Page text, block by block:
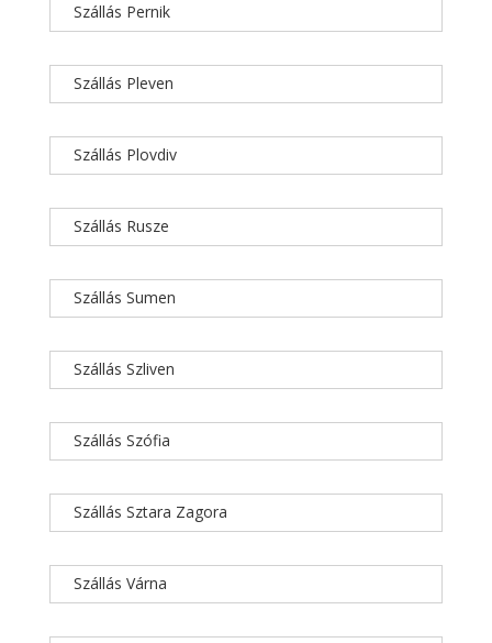
Szállás Pernik
Szállás Pleven
Szállás Plovdiv
Szállás Rusze
Szállás Sumen
Szállás Szliven
Szállás Szófia
Szállás Sztara Zagora
Szállás Várna